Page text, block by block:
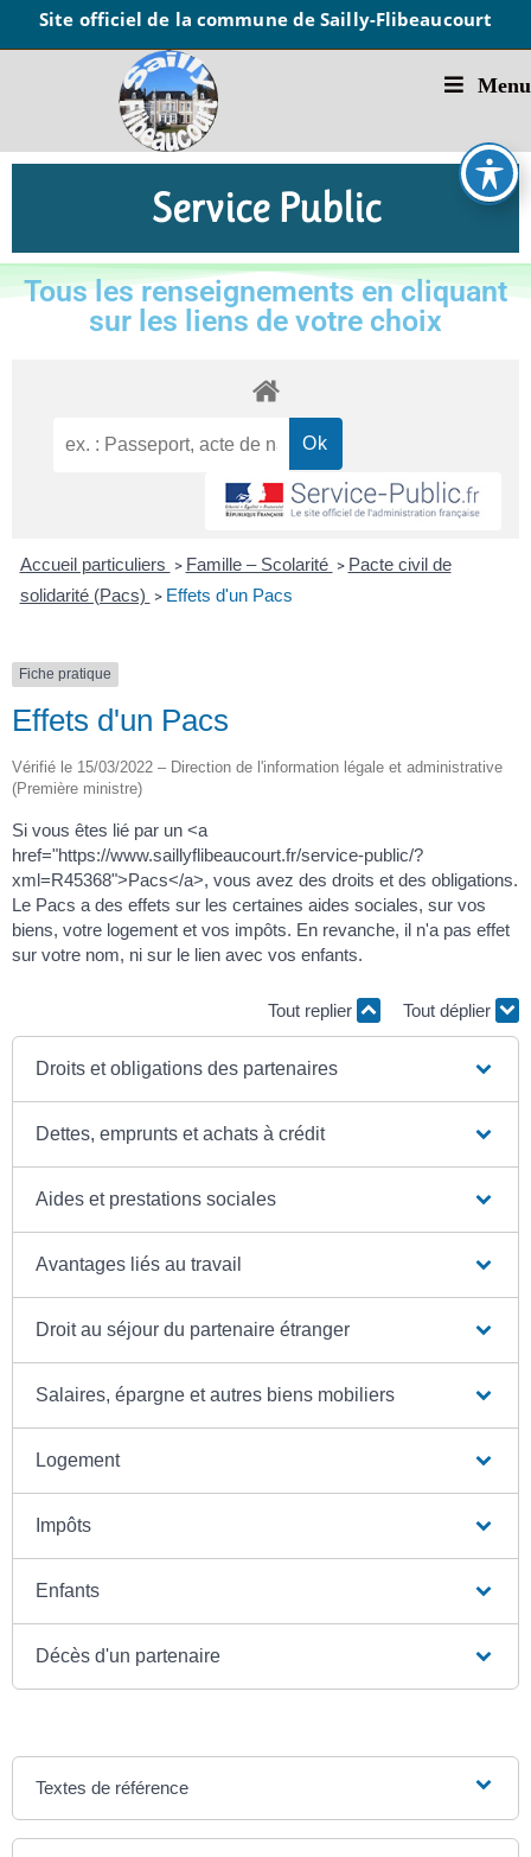
Site officiel de la commune de Sailly-Flibeaucourt
Menu
Service Public
Tous les renseignements en cliquant
sur les liens de votre choix
Accueil particuliers > Famille – Scolarité > Pacte civil de
solidarité (Pacs) > Effets d'un Pacs
Fiche pratique
Effets d'un Pacs
Vérifié le 15/03/2022 – Direction de l'information légale et administrative
(Première ministre)
Si vous êtes lié par un <a
href="https://www.saillyflibeaucourt.fr/service-public/?
xml=R45368">Pacs</a>, vous avez des droits et des obligations.
Le Pacs a des effets sur les certaines aides sociales, sur vos
biens, votre logement et vos impôts. En revanche, il n'a pas effet
sur votre nom, ni sur le lien avec vos enfants.
Tout replier Tout déplier
Droits et obligations des partenaires
Dettes, emprunts et achats à crédit
Aides et prestations sociales
Avantages liés au travail
Droit au séjour du partenaire étranger
Salaires, épargne et autres biens mobiliers
Logement
Impôts
Enfants
Décès d'un partenaire
Textes de référence